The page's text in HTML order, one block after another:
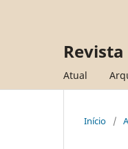
Atual
Início /